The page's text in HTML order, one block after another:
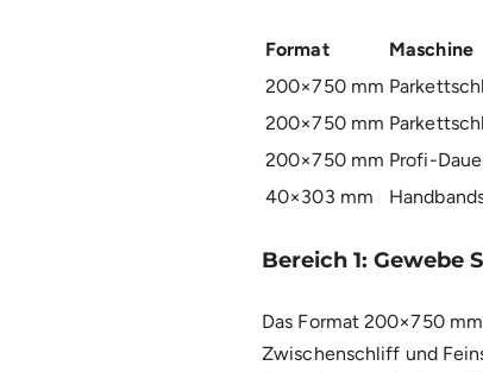
Format Maschine
200×750 mm
200×750 mm
200×750 mm Profi-
40×303 mm
Bereich 1:
Das Format 200×750
Zwischenschliff und